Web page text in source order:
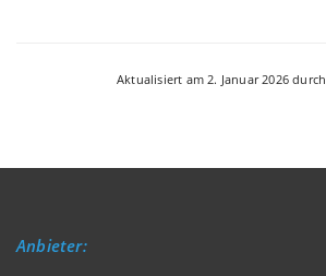
Aktualisiert am 2. Januar 2026 durch
Anbieter: